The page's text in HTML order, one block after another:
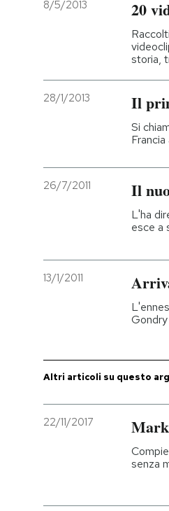
8/5/2013 20
storia,
28/1/2013 Il
Si
26/7/2011 Il
L'ha
esce a
13/1/2011
Altri articoli su questo
22/11/2017
senza